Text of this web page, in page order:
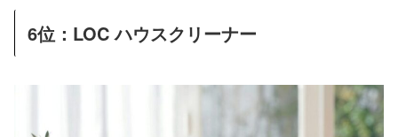
6位：LOCハウスクリーナー